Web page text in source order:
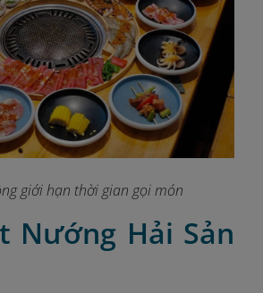
giới hạn thời gian gọi món
Nướng Hải Sản